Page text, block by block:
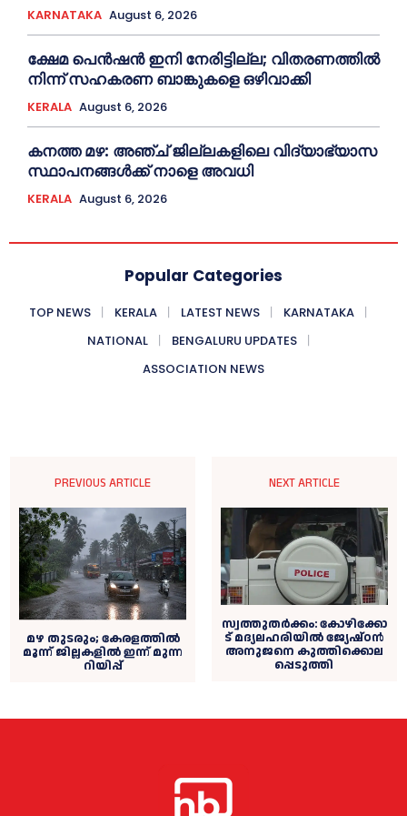
KARNATAKA August 6, 2026
ക്ഷേമ പെൻഷൻ ഇനി നേരിട്ടില്ല; വിതരണത്തിൽ
നിന്ന് സഹകരണ ബാങ്കുകളെ ഒഴിവാക്കി
KERALA August 6, 2026
കനത്ത മഴ: അഞ്ച് ജില്ലകളിലെ വിദ്യാഭ്യാസ
സ്ഥാപനങ്ങൾക്ക് നാളെ അവധി
KERALA August 6, 2026
Popular Categories
TOP NEWS KERALA LATEST NEWS
KARNATAKA
NATIONAL
BENGALURU UPDATES
ASSOCIATION NEWS
PREVIOUS ARTICLE
മ​ഴ തു​ട​രും; കേരളത്തില്‍
മൂ​ന്ന് ജി​ല്ല​ക​ളി​ൽ ഇ​ന്ന് മു​ന്ന​
റി​യി​പ്പ്
NEXT ARTICLE
സ്വത്തുതർക്കം: കോ​ഴി​ക്കോ​
ട് മ​ദ്യ​ല​ഹ​രി​യി​ൽ ജ്യേ​ഷ്ഠ​ന്‍
അ​നു​ജ​നെ കു​ത്തി​ക്കൊ​ല​
പ്പെ​ടു​ത്തി